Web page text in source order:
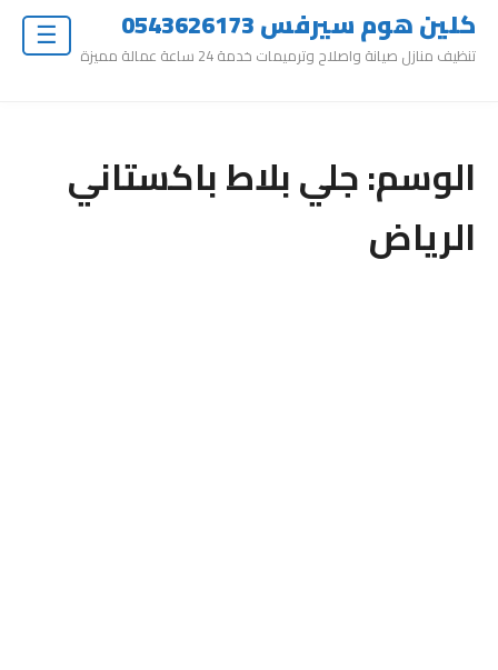
كلين هوم سيرفس 0543626173
تنظيف منازل صيانة واصلاح وترميمات خدمة 24 ساعة عمالة مميزة
الوسم:جلي بلاط باكستاني
الرياض